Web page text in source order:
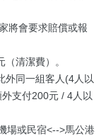
將會要求賠償或報
清潔費）。
外同一組客人(4人以
支付200元 / 4人以
場或民宿<-->馬公港